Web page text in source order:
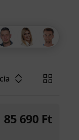
85 690 Ft